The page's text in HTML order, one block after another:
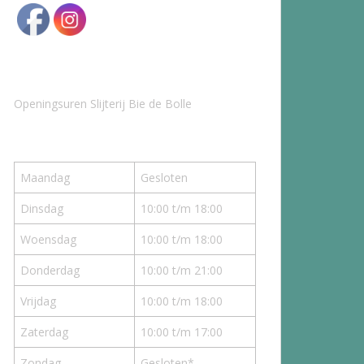
Openingsuren Slijterij Bie de Bolle
Maandag
Gesloten
Dinsdag
10:00 t/m 18:00
Woensdag
10:00 t/m 18:00
Donderdag
10:00 t/m 21:00
Vrijdag
10:00 t/m 18:00
Zaterdag
10:00 t/m 17:00